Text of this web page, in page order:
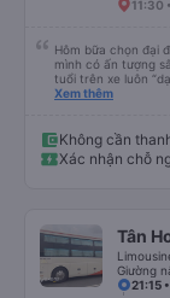
11:30
Hôm bữa chọn đại
mình có ấn tượng
tuổi trên xe luôn
lịch sự, lúc giải
bị mệt dữ lắm.
tích cực dù cho
sẽ ủng hộ nhà xe
Xem thêm
Không cần
Xác nhận chỗ
Tân
Giường
21:15